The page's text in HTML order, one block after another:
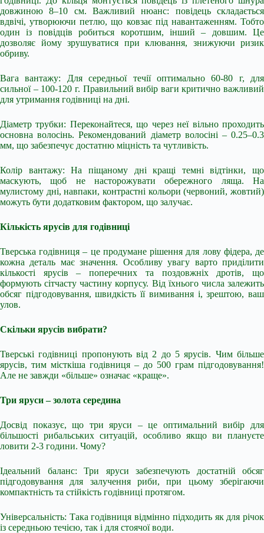
довжиною 8–10 см. Важливий нюанс: повідець складається
вдвічі, утворюючи петлю, що ковзає під навантаженням. Тобто
один із повідців робиться коротшим, інший – довшим. Це
дозволяє йому зрушуватися при клювання, знижуючи ризик
обриву.
Вага вантажу: Для середньої течії оптимально 60-80 г, для
сильної – 100-120 г. Правильний вибір ваги критично важливий
для утримання годівниці на дні.
Діаметр трубки: Переконайтеся, що через неї вільно проходить
основна волосінь. Рекомендований діаметр волосіні – 0.25–0.3
мм, що забезпечує достатню міцність та чутливість.
Колір вантажу: На піщаному дні кращі темні відтінки, що
маскують, щоб не насторожувати обережного ляща. На
мулистому дні, навпаки, контрастні кольори (червоний, жовтий)
можуть бути додатковим фактором, що залучає.
Кількість ярусів для годівниці
Тверська годівниця – це продумане рішення для лову фідера, де
кожна деталь має значення. Особливу увагу варто приділити
кількості ярусів – поперечних та поздовжніх дротів, що
формують сітчасту частину корпусу. Від їхнього числа залежить
обсяг підгодовування, швидкість її вимивання і, зрештою, ваш
улов.
Скільки ярусів вибрати?
Тверські годівниці пропонують від 2 до 5 ярусів. Чим більше
ярусів, тим місткіша годівниця – до 500 грам підгодовування!
Але не завжди «більше» означає «краще».
Три яруси – золота середина
Досвід показує, що три яруси – це оптимальний вибір для
більшості рибальських ситуацій, особливо якщо ви плануєте
ловити 2-3 години. Чому?
Ідеальний баланс: Три яруси забезпечують достатній обсяг
підгодовування для залучення риби, при цьому зберігаючи
компактність та стійкість годівниці протягом.
Універсальність: Така годівниця відмінно підходить як для річок
із середньою течією, так і для стоячої води.